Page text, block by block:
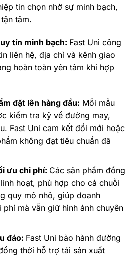
tin chọn nhờ sự minh bạch,
tâm.
tín minh bạch: Fast Uni công
liên hệ, địa chỉ và kênh giao
hoàn toàn yên tâm khi hợp
đặt lên hàng đầu: Mỗi mẫu
kiểm tra kỹ về đường may,
Fast Uni cam kết đổi mới hoặc
không đạt tiêu chuẩn đã
ưu chi phí: Các sản phẩm đồng
hoạt, phù hợp cho cả chuỗi
quy mô nhỏ, giúp doanh
phí mà vẫn giữ hình ảnh chuyên
đáo: Fast Uni bảo hành đường
thời hỗ trợ tái sản xuất